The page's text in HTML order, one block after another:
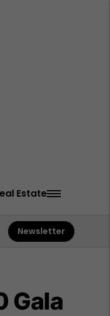
Estate
Newsletter
Gala